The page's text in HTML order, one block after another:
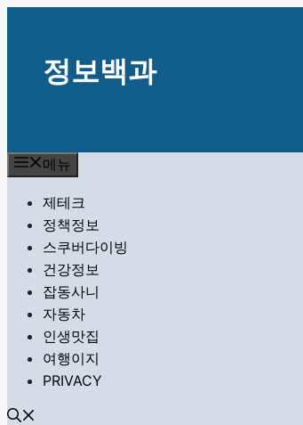
뛰
기
정보백과
메뉴
제테크
정책정보
스쿠버다이빙
건강정보
잡동사니
자동차
인생맛집
여행이지
PRIVACY